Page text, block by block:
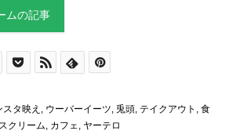
ムの記事
スタ映え ウーバーイーツ 兎頭 テイクアウト
食
クリーム カフェ
ヤーテロ